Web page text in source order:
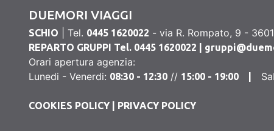
DUEMORI VIAGGI
SCHIO | Tel. 0445 1620022 - via R. Rompato, 9 -
REPARTO GRUPPI Tel. 0445 1620022 |
Orari apertura agenzia:
Lunedi - Venerdi: 08:30 - 12:30 // 15:00 - 19:00 |
COOKIES POLICY| PRIVACY POLICY